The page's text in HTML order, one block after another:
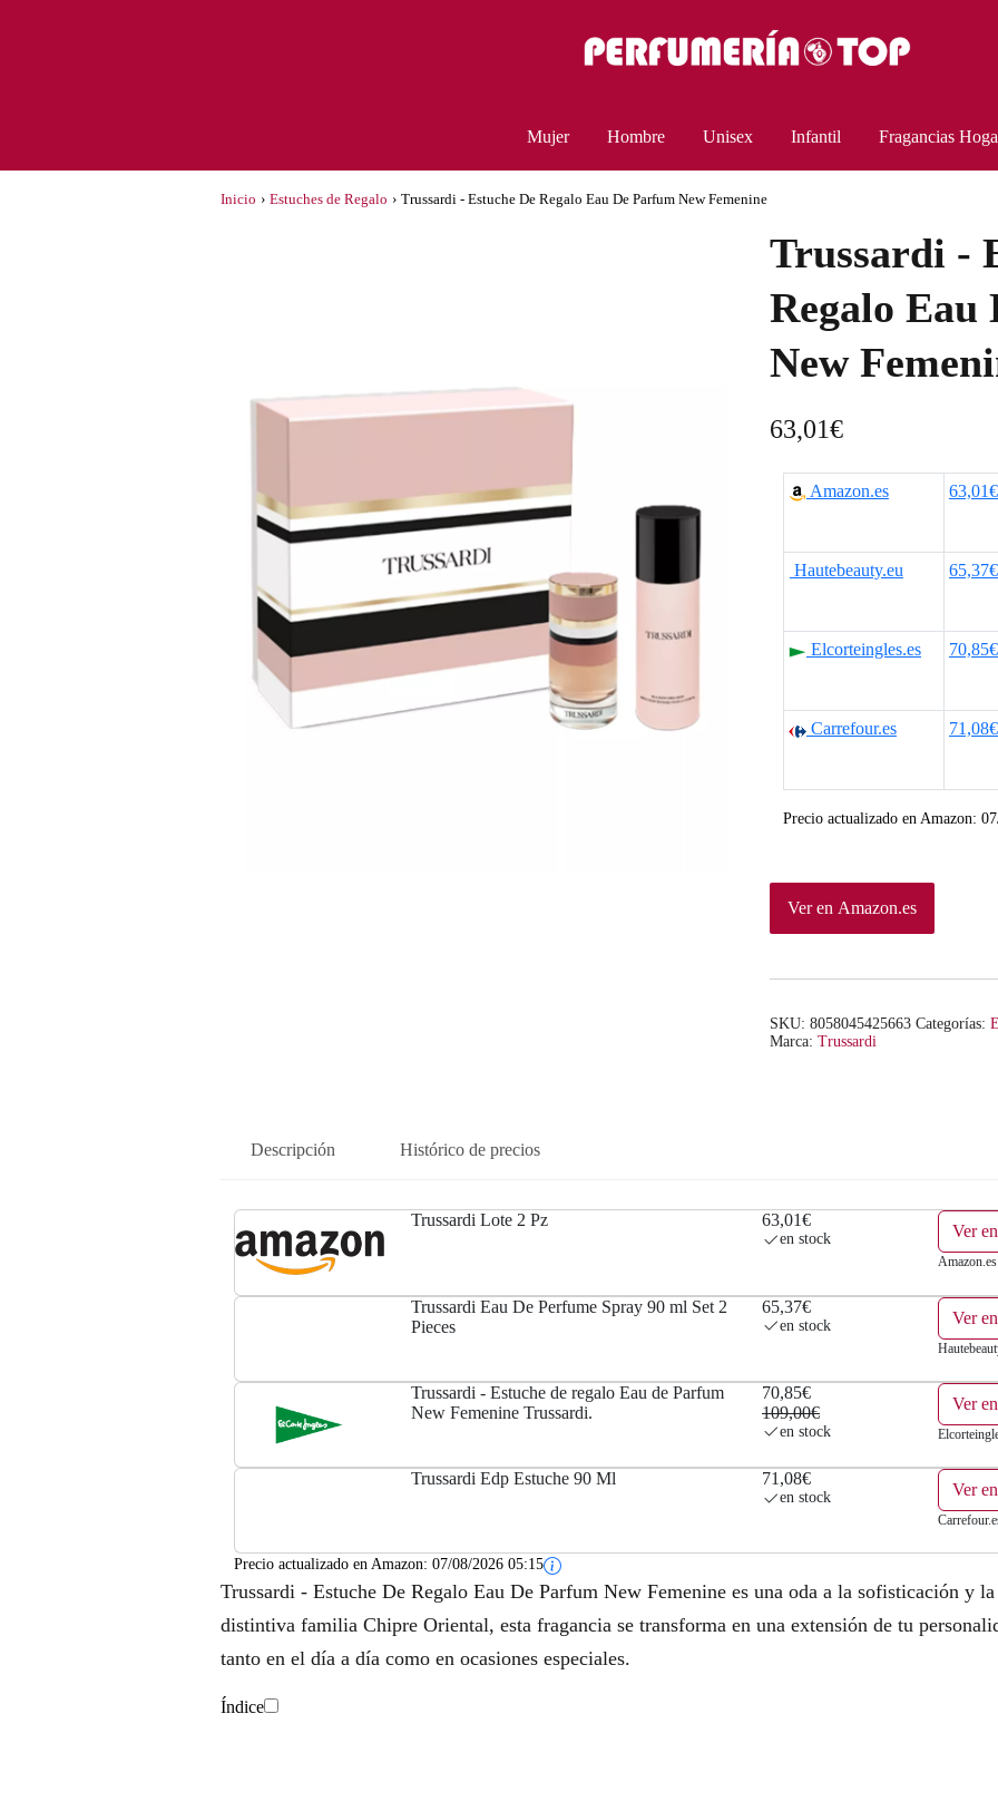
Mujer Hombre Unisex Infantil Fragancias
Inicio › Estuches de Regalo › Trussardi - Estuche De Regalo Eau De Parfum New Femenine
Trussardi -
Regalo Eau
New
63,01€
Amazon.es 63,01€
Hautebeauty.eu 65,37€
Elcorteingles.es 70,85€
Carrefour.es 71,08€
Precio actualizado en Amazon:
Ver en Amazon.es
SKU: 8058045425663 Categorías:
Marca: Trussardi
Descripción Histórico de precios
Trussardi Lote 2 Pz 63,01€
en stock Ver
Amazon.es
Trussardi Eau De Perfume Spray 90 ml Set 2
Pieces
65,37€
en stock Ver
Trussardi - Estuche de regalo Eau de Parfum
New Femenine Trussardi.
70,85€
109,00€
en stock
Ver
Trussardi Edp Estuche 90 Ml 71,08€
en stock Ver
Precio actualizado en Amazon: 07/08/2026 05:15
Trussardi - Estuche De Regalo Eau De Parfum New Femenine es una oda a la sofisticación y
distintiva familia Chipre Oriental, esta fragancia se transforma en una extensión de tu
tanto en el día a día como en ocasiones especiales.
Índice